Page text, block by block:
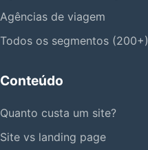
Agências de viagem
Todos os segmentos (200+)
Conteúdo
Quanto custa um site?
Site vs landing page